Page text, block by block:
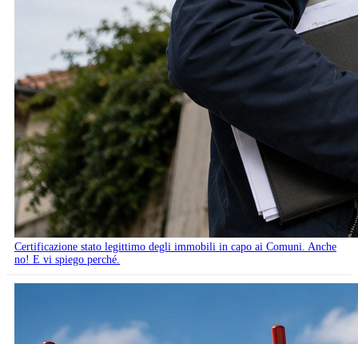
Certificazione stato legittimo degli immobili in capo ai Comuni. Anche
no! E vi spiego perché.